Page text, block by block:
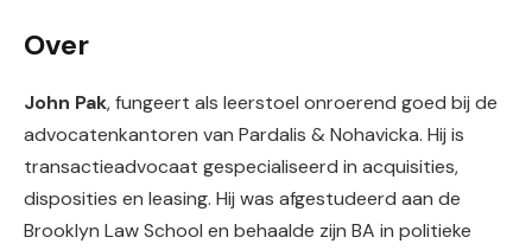
Over
John Pak, fungeert als leerstoel onroerend goed bij de
advocatenkantoren van Pardalis & Nohavicka. Hij is
transactieadvocaat gespecialiseerd in acquisities,
disposities en leasing. Hij was afgestudeerd aan de
Brooklyn Law School en behaalde zijn BA in politieke